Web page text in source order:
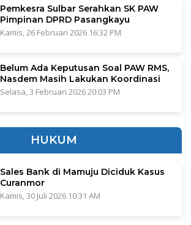
Pemkesra Sulbar Serahkan SK PAW
Pimpinan DPRD Pasangkayu
Kamis, 26 Februari 2026 16:32 PM
Belum Ada Keputusan Soal PAW RMS,
Nasdem Masih Lakukan Koordinasi
Selasa, 3 Februari 2026 20:03 PM
HUKUM
Sales Bank di Mamuju Diciduk Kasus
Curanmor
Kamis, 30 Juli 2026 10:31 AM